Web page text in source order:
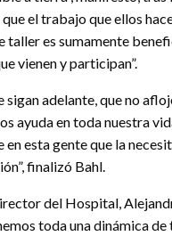
el trabajo que ellos
taller es sumamente
vienen y participan”.
sigan adelante, que no
ayuda en toda nuestra
esta gente que la
finalizó Bahl.
del Hospital,
toda una dinámica de